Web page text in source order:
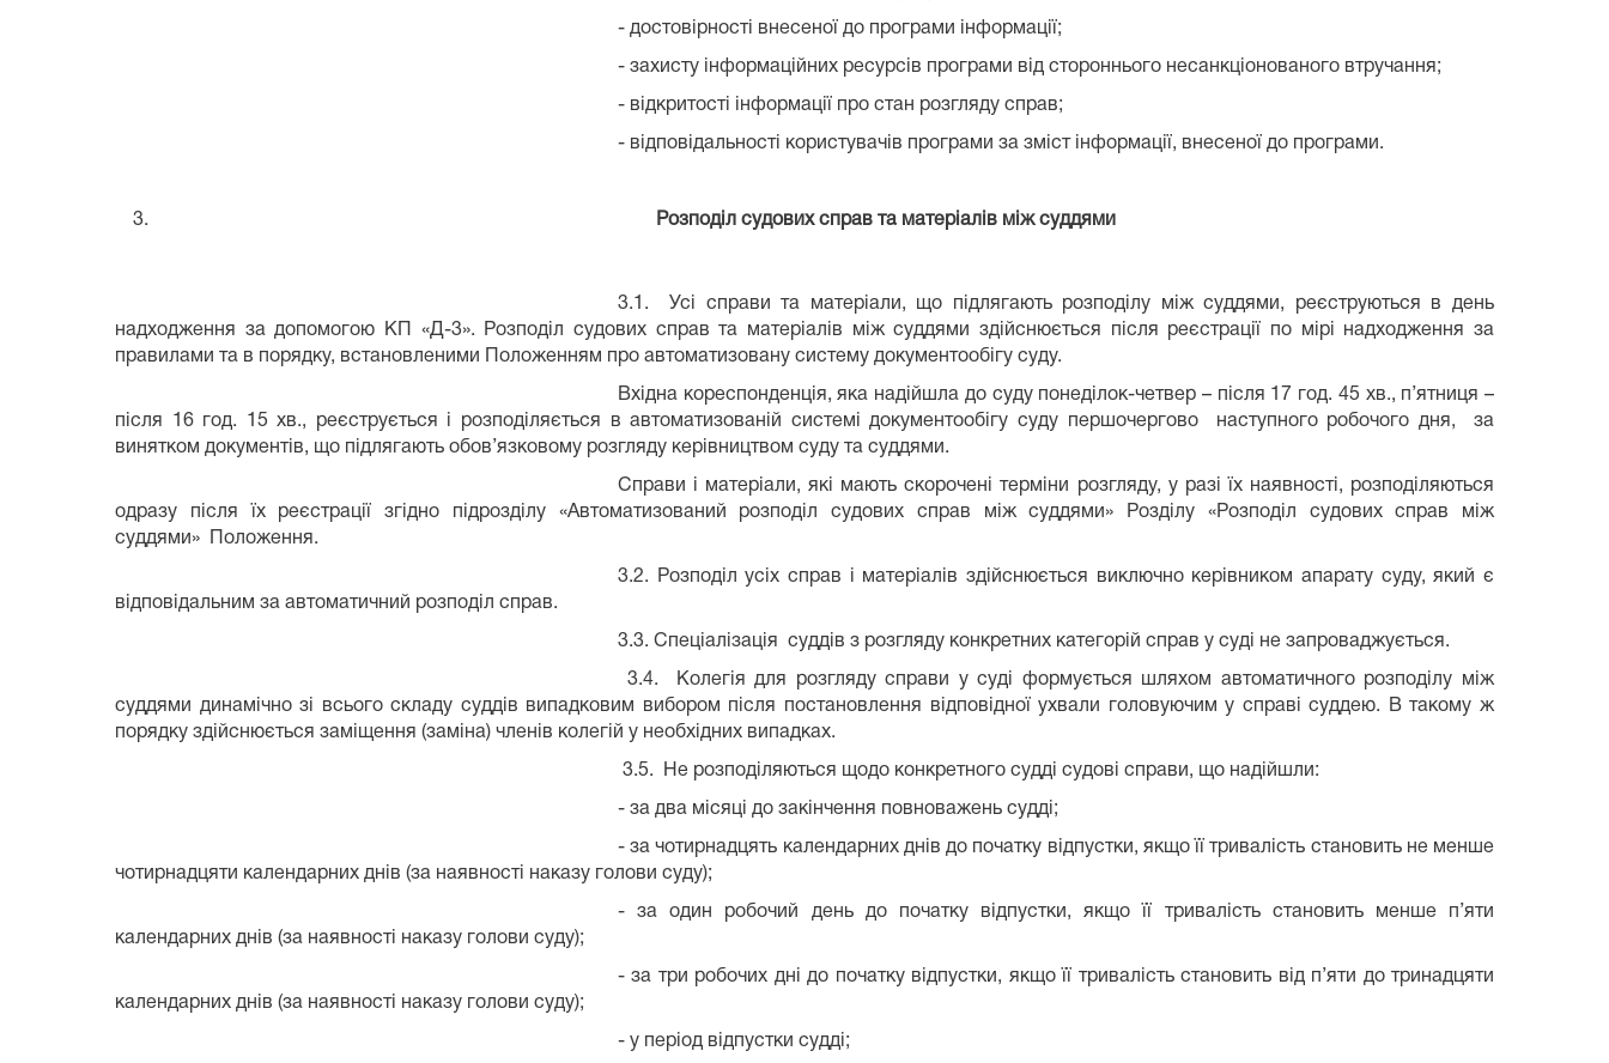
- достовірності внесеної до програми інформації;
- захисту інформаційних ресурсів програми від стороннього несанкціонованого втручання;
- відкритості інформації про стан розгляду справ;
- відповідальності користувачів програми за зміст інформації, внесеної до програми.
Розподіл судових справ та матеріалів між суддями
3.1. Усі справи та матеріали, що підлягають розподілу між суддями, реєструються в день
надходження за допомогою КП «Д-3». Розподіл судових справ та матеріалів між суддями здійснюється після реєстрації по мірі надходження за
правилами та в порядку, встановленими Положенням про автоматизовану систему документообігу суду.
Вхідна кореспонденція, яка надійшла до суду понеділок-четвер – після 17 год. 45 хв., п’ятниця –
після 16 год. 15 хв., реєструється і розподіляється в автоматизованій системі документообігу суду першочергово наступного робочого дня, за
винятком документів, що підлягають обов’язковому розгляду керівництвом суду та суддями.
Справи і матеріали, які мають скорочені терміни розгляду, у разі їх наявності, розподіляються
одразу після їх реєстрації згідно підрозділу «Автоматизований розподіл судових справ між суддями» Розділу «Розподіл судових справ між
суддями» Положення.
3.2. Розподіл усіх справ і матеріалів здійснюється виключно керівником апарату суду, який є
відповідальним за автоматичний розподіл справ.
3.3. Спеціалізація суддів з розгляду конкретних категорій справ у суді не запроваджується.
3.4. Колегія для розгляду справи у суді формується шляхом автоматичного розподілу між
суддями динамічно зі всього складу суддів випадковим вибором після постановлення відповідної ухвали головуючим у справі суддею. В такому ж
порядку здійснюється заміщення (заміна) членів колегій у необхідних випадках.
3.5. Не розподіляються щодо конкретного судді судові справи, що надійшли:
- за два місяці до закінчення повноважень судді;
- за чотирнадцять календарних днів до початку відпустки, якщо її тривалість становить не менше
чотирнадцяти календарних днів (за наявності наказу голови суду);
- за один робочий день до початку відпустки, якщо її тривалість становить менше п’яти
календарних днів (за наявності наказу голови суду);
- за три робочих дні до початку відпустки, якщо її тривалість становить від п’яти до тринадцяти
календарних днів (за наявності наказу голови суду);
- у період відпустки судді;